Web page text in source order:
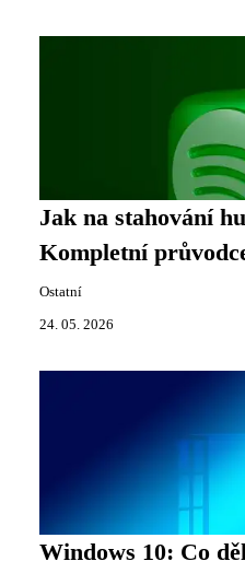
Jak na stahování
Kompletní
Ostatní
24. 05. 2026
Windows 10: Co